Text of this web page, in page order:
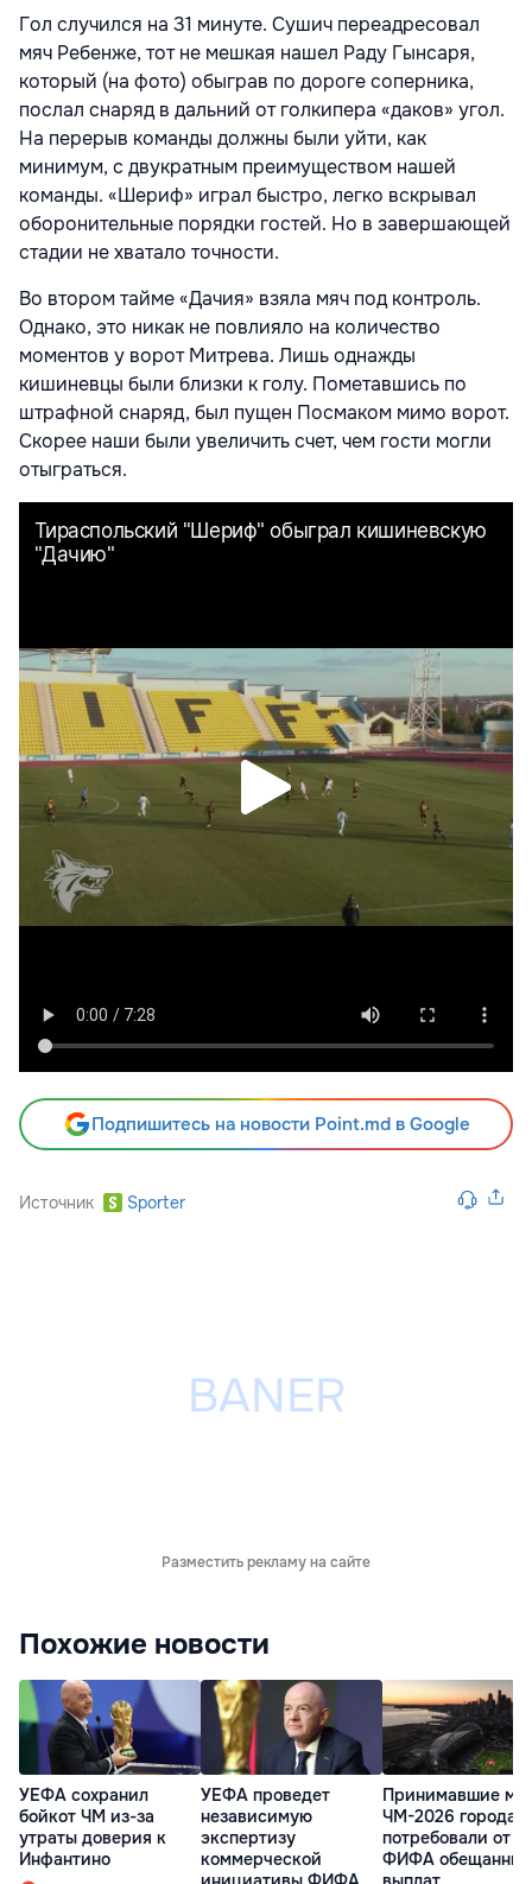
Гол случился на 31 минуте. Сушич переадресовал
мяч Ребенже, тот не мешкая нашел Раду Гынсаря,
который (на фото) обыграв по дороге соперника,
послал снаряд в дальний от голкипера «даков» угол.
На перерыв команды должны были уйти, как
минимум, с двукратным преимуществом нашей
команды. «Шериф» играл быстро, легко вскрывал
оборонительные порядки гостей. Но в завершающей
стадии не хватало точности.
Во втором тайме «Дачия» взяла мяч под контроль.
Однако, это никак не повлияло на количество
моментов у ворот Митрева. Лишь однажды
кишиневцы были близки к голу. Пометавшись по
штрафной снаряд, был пущен Посмаком мимо ворот.
Скорее наши были увеличить счет, чем гости могли
отыграться.
Подпишитесь на новости Point.md в Google
Источник Sporter
Разместить рекламу на сайте
Похожие новости
УЕФА сохранил
бойкот ЧМ из-за
утраты доверия к
Инфантино
УЕФА проведет
независимую
экспертизу
коммерческой
Принимавшие
ЧМ-2026 города
потребовали от
ФИФА обещанных